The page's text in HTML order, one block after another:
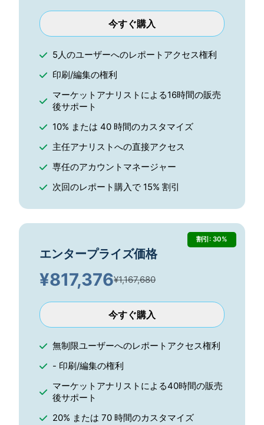
今すぐ購入
5人のユーザーへのレポートアクセス権利
印刷/編集の権利
マーケットアナリストによる16時間の販売
後サポート
10% または 40 時間のカスタマイズ
主任アナリストへの直接アクセス
専任のアカウントマネージャー
次回のレポート購入で 15% 割引
割引: 30%
エンタープライズ価格
¥817,376¥1,167,680
今すぐ購入
無制限ユーザーへのレポートアクセス権利
- 印刷/編集の権利
マーケットアナリストによる40時間の販売
後サポート
20% または 70 時間のカスタマイズ